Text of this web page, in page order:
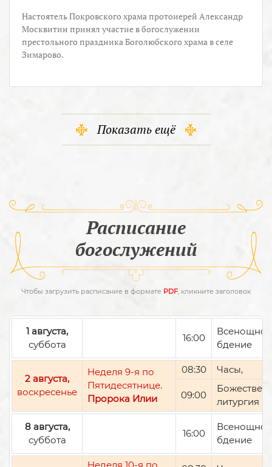
Настоятель Покровского храма протоиерей Александр
Москвитин принял участие в богослужении
престольного праздника Боголюбского храма в селе
Зимарово.
Показать ещё
Расписание
богослужений
Чтобы загрузить расписание в формате PDF, кликните заголовок
1 августа,
суббота
16:00
Всенощное
бдение
2 августа,
воскресенье
Неделя 9-я по
Пятидесятнице.
Пророка Илии
08:30 Часы,
09:00
литургия
8 августа,
суббота
16:00
Всенощное
бдение